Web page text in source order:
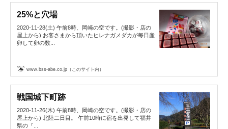
25%と穴場
2020-11-28(土) 午前8時、岡崎の空です。(撮影・店の
屋上から) お客さまから頂いたヒレナガメダカが毎日産
卵して卵の数...
www.bss-abe.co.jp（このサイト内）
戦国城下町跡
2020-11-26(木) 午前8時、岡崎の空です。(撮影・店の
屋上から) 北陸二日目。 午前10時に宿を出発して福井
県の『...